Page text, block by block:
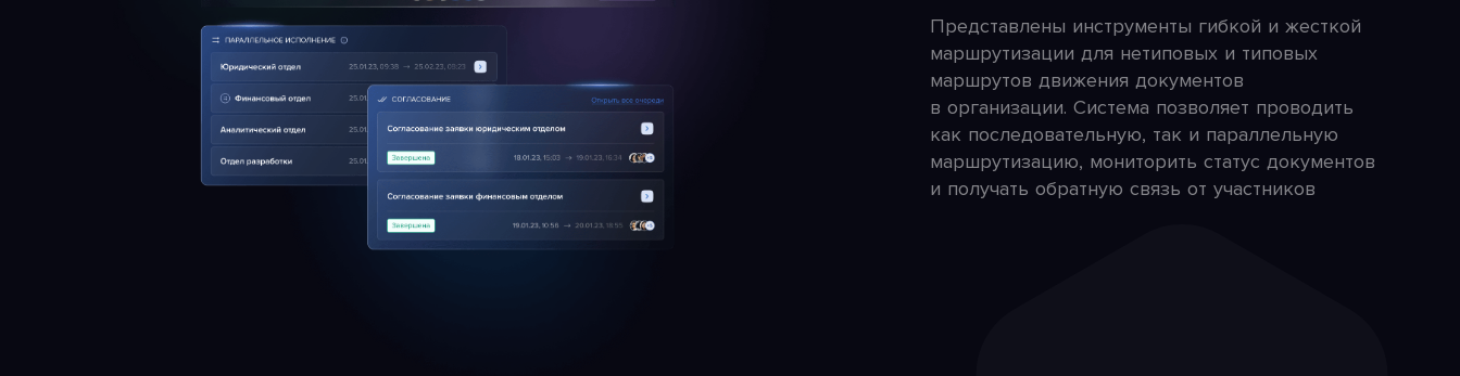
Представлены инструменты гибкой и жесткой
маршрутизации для нетиповых и типовых
маршрутов движения документов
в организации. Система позволяет проводить
как последовательную, так и параллельную
маршрутизацию, мониторить статус документов
и получать обратную связь от участников